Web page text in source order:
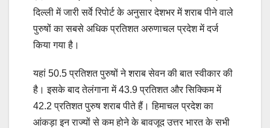
दिल्ली में जारी सर्वे रिपोर्ट के अनुसार देशभर में शराब पीने वाले
पुरुषों का सबसे अधिक प्रतिशत अरुणाचल प्रदेश में दर्ज
किया गया है।
यहां 50.5 प्रतिशत पुरुषों ने शराब सेवन की बात स्वीकार की
है। इसके बाद तेलंगाना में 43.9 प्रतिशत और सिक्किम में
42.2 प्रतिशत पुरुष शराब पीते हैं। हिमाचल प्रदेश का
आंकड़ा इन राज्यों से कम होने के बावजूद उत्तर भारत के सभी